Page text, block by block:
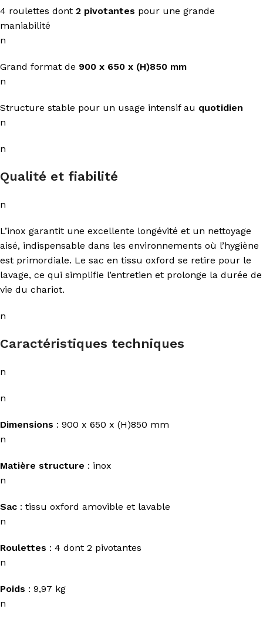
4 roulettes dont 2 pivotantes pour une grande
maniabilité
n
Grand format de 900 x 650 x (H)850 mm
n
Structure stable pour un usage intensif au quotidien
n
n
Qualité et fiabilité
n
L’inox garantit une excellente longévité et un nettoyage
aisé, indispensable dans les environnements où l’hygiène
est primordiale. Le sac en tissu oxford se retire pour le
lavage, ce qui simplifie l’entretien et prolonge la durée de
vie du chariot.
n
Caractéristiques techniques
n
n
Dimensions : 900 x 650 x (H)850 mm
n
Matière structure : inox
n
Sac : tissu oxford amovible et lavable
n
Roulettes : 4 dont 2 pivotantes
n
Poids : 9,97 kg
n